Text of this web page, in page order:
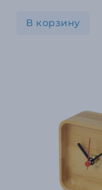
В корзину